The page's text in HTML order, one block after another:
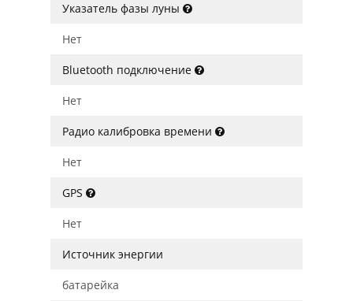
Указатель фазы луны
Нет
Bluetooth подключение
Нет
Радио калибровка времени
Нет
GPS
Нет
Источник энергии
батарейка